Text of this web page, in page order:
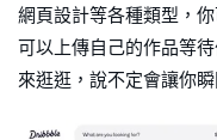
網頁設計等各種類型，
可以上傳自己的作品等
來逛逛，說不定會讓你